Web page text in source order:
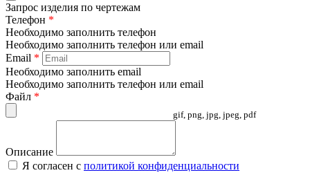
Запрос изделия по чертежам
Телефон *
Необходимо заполнить телефон
Необходимо заполнить телефон или email
Email *
Необходимо заполнить email
Необходимо заполнить телефон или email
Файл *
gif, png, jpg, jpeg, pdf
Описание
Я согласен с политикой конфиденциальности